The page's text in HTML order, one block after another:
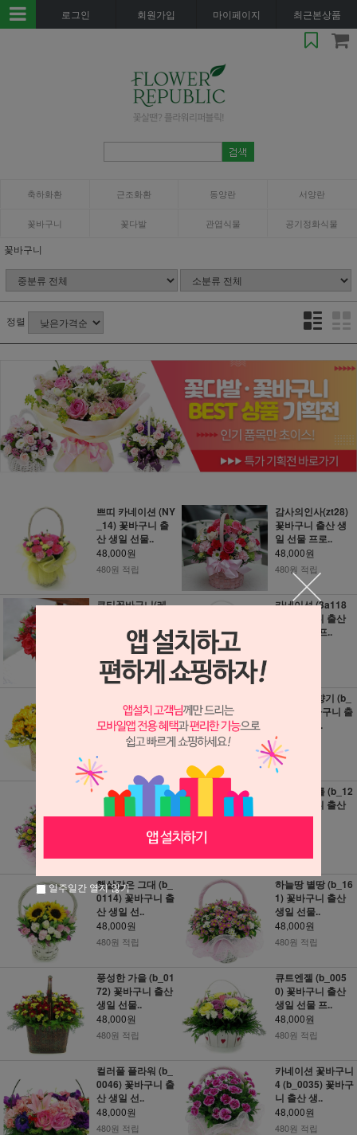
로그인 회원가입 마이페이지 최근본상품
축하화환 근조화환 동양란 서양란
꽃바구니 꽃다발 관엽식물 공기정화식물
꽃바구니
정렬
쁘띠 카네이션 (NY
_14) 꽃바구니 출
산 생일 선물..
48,000원
480원 적립
감사의인사(zt28)
꽃바구니 출산 생
일 선물 프로..
48,000원
480원 적립
큐티꽃바구니(레
바구니 출산 생..
48,000원
480원 적립
카네이션 (3a118
8) 꽃바구니 출산
생일 선물 프..
-121) 꽃바구니 출
산 생일 선..
48,000원
480원 적립
후리지아 향기 (b_
0112) 꽃바구니 출
산 생일 선..
48,000원
480원 적립
향기는 사랑을 남
기고 (b_0171) 꽃
바구니 출산..
행복한 나를 (b_12
0) 꽃바구니 출산
생일 선물..
햇살같은 그대 (b_
0114) 꽃바구니 출
산 생일 선..
48,000원
480원 적립
하늘땅 별땅 (b_16
1) 꽃바구니 출산
생일 선물..
48,000원
480원 적립
풍성한 가을 (b_01
72) 꽃바구니 출산
생일 선물..
48,000원
480원 적립
큐트엔젤 (b_005
0) 꽃바구니 출산
생일 선물 프..
48,000원
480원 적립
컬러풀 플라워 (b_
0046) 꽃바구니 출
산 생일 선..
48,000원
480원 적립
카네이션 꽃바구니
4 (b_0035) 꽃바구
니 출산 생..
48,000원
480원 적립
일주일간 열지 않기